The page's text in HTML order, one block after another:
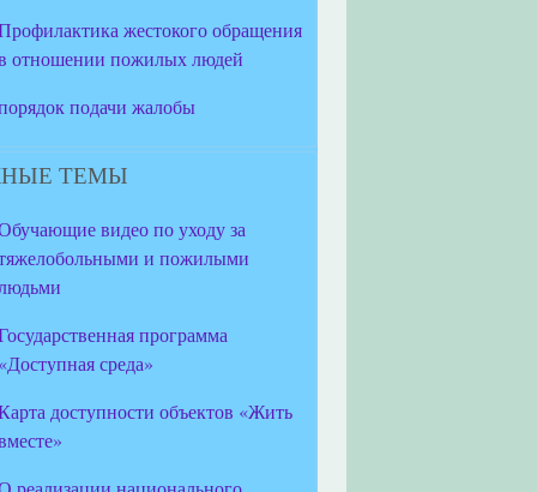
жестокого обращения
отношении пожилых людей
подачи жалобы
ТЕМЫ
видео по уходу за
и пожилыми
программа
среда»
доступности объектов «Жить